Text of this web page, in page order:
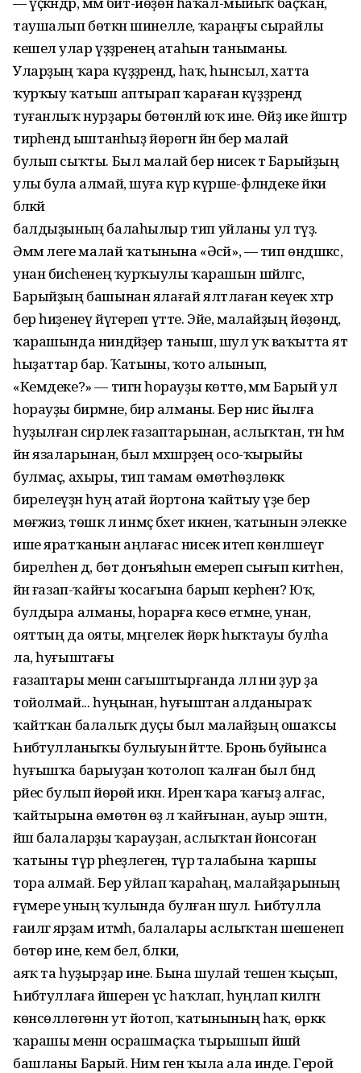
таушалып бөткән шинелле, ҡараңғы сырайлы
кешелә улар үҙҙәренең атаһын таныманы.
Уларҙың ҡара күҙҙәрендә, һаҡ, һынсыл, хатта
ҡурҡыу ҡатыш аптырап ҡараған күҙҙәрендә
туғанлыҡ нурҙары бөтөнләй юҡ ине. Өйҙә ике йәштәр
тирәһендә ыштанһыҙ йөрөгән йәнә бер малай
булып сыҡты. Был малай бер нисек тә Барыйҙың
улы була алмай, шуға күрә күрше-фәләндеке йәки
бәләкәй
балдыҙының балаһылыр тип уйланы ул тәүҙә.
Әммә әлеге малай ҡатынына «Әсәй», — тип өндәшкәс,
унан бисәһенең ҡурҡыулы ҡарашын шәйләгәс,
Барыйҙың башынан ялағай ялтлаған кеүек хәтәр
бер һиҙенеү йүгереп үтте. Эйе, малайҙың йөҙөндә,
ҡарашында ниндәйҙер таныш, шул уҡ ваҡытта ят
һыҙаттар бар. Ҡатыны, ҡото алынып,
«Кемдеке?» — тигән һорауҙы көттө, әммә Барый ул
һорауҙы бирмәне, бирә алманы. Бер нисә йылға
һуҙылған әсирлек ғазаптарынан, аслыҡтан, тән һәм
йән язаларынан, был мәхшәрҙең осо-ҡырыйы
булмаҫ, ахыры, тип тамам өмөтһөҙлөккә
бирелеүҙән һуң атай йортона ҡайтыу үҙе бер
мөғжизә, төшкә лә инмәҫ бәхет икәнен, ҡатынын элекке
ише яратҡанын аңлағас нисек итеп көнләшеүгә
бирелһен дә, бөтә донъяһын емереп сығып китһен,
йәнә ғазап-ҡайғы ҡосағына барып керһен? Юҡ,
булдыра алманы, һорарға көсө етмәне, унан,
ояттың да ояты, мәңгелек йөрәк һыҡтауы булһа
ла, һуғыштағы
ғазаптары менән сағыштырғанда әллә ни ҙур ҙа
тойолмай... һуңынан, һуғыштан алданыраҡ
ҡайтҡан балалыҡ дуҫы был малайҙың ошаҡсы
Һибәтулланыҡы булыуын әйтте. Бронь буйынса
һуғышҡа барыуҙан ҡотолоп ҡалған был бәндә
рәйес булып йөрөй икән. Иренә ҡара ҡағыҙ алғас,
ҡайтырына өмөтөн өҙә лә ҡайғынан, ауыр эштән,
йәш балаларҙы ҡарауҙан, аслыҡтан йонсоған
ҡатыны түрә әрһеҙлегенә, түрә талабына ҡаршы
тора алмай. Бер уйлап ҡараһаң, малайҙарының
ғүмере уның ҡулында булған шул. Һибәтулла
ғаиләгә ярҙам итмәһә, балалары аслыҡтан шешенеп
бөтөр ине, кем белә, бәлки,
аяҡ та һуҙырҙар ине. Бына шулай тешен ҡыҫып,
Һибәтуллаға йәшерен үс һаҡлап, һуңлап килгән
көнсөллөгөнән ут йотоп, ҡатынының һаҡ, өркәк
ҡарашы менән осрашмаҫҡа тырышып йәшәй
башланы Барый. Нимә генә ҡыла ала инде. Герой